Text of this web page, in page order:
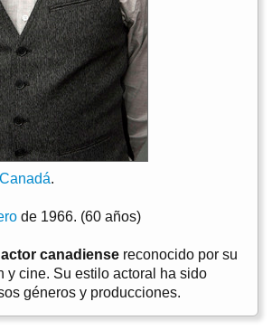
Canadá.
de 1966. (60 años)
actor canadiense reconocido por su
y cine. Su estilo actoral ha sido
géneros y producciones.